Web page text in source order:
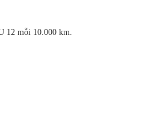
12 mỗi 10.000 km.